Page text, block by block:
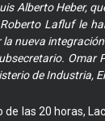
Alberto Heber,
Lafluf le
nueva
Omar
de Industria,
las 20 horas,